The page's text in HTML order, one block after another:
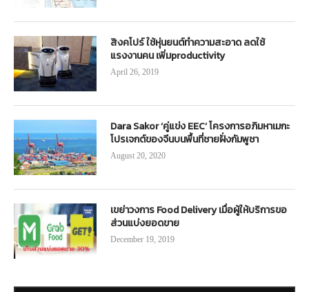
สิงคโปร์ ใช้หุ่นยนต์ทำความสะอาด ลดใช้
แรงงานคน เพิ่มproductivity
April 26, 2019
Dara Sakor ‘คู่แข่ง EEC’ โครงการอภิมหาเมกะ
โปรเจกต์ของจีนบนพื้นที่ชายฝั่งกัมพูชา
August 20, 2020
เขย่าวงการ Food Delivery เมื่อผู้ให้บริการขอ
ส่วนแบ่งยอดขาย
December 19, 2019